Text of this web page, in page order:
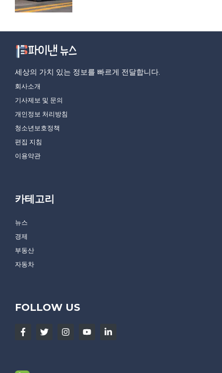
세상의 가치 있는 정보를 빠르게 전달합니다.
회사소개
기사제보 및 문의
개인정보 처리방침
청소년보호정책
편집 지침
이용약관
카테고리
뉴스
경제
부동산
자동차
FOLLOW US